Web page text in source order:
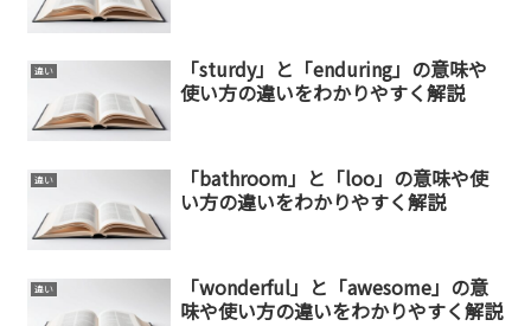
違い
「sturdy」と「enduring」の意味や
使い方の違いをわかりやすく解説
違い
「bathroom」と「loo」の意味や使
い方の違いをわかりやすく解説
違い
「wonderful」と「awesome」の意
味や使い方の違いをわかりやすく解説